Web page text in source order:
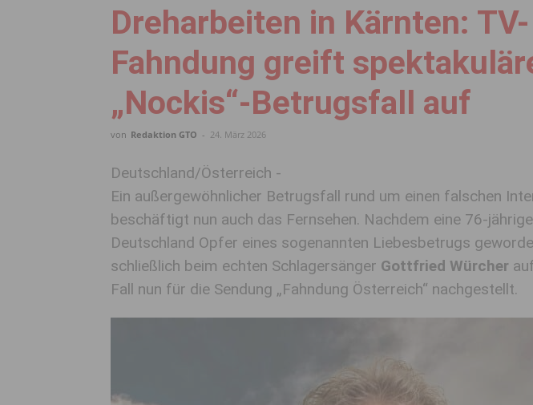
Dreharbeiten in Kärnten: TV-
Fahndung greift
„Nockis“-Betrugsfall auf
von Redaktion GTO - 24. März 2026
Deutschland/Österreich -
Ein außergewöhnlicher Betrugsfall rund um einen falschen
beschäftigt nun auch das Fernsehen. Nachdem eine 76-
Deutschland Opfer eines sogenannten Liebesbetrugs
schließlich beim echten Schlagersänger Gottfried Würcher
Fall nun für die Sendung „Fahndung Österreich“ nachgestellt.